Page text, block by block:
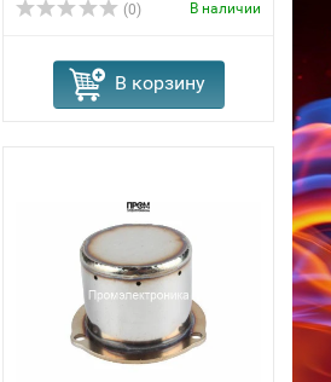
(0) В наличии
В корзину